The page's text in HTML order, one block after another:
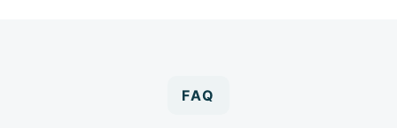
FAQ